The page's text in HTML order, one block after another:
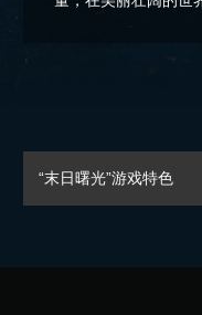
“末日曙光”游戏特色